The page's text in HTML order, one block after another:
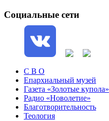
Социальные сети
С В О
Епархиальный музей
Газета «Золотые купола»
Радио «Новолетие»
Благотворительность
Теология